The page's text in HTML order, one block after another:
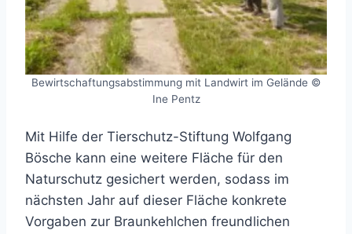
Bewirtschaftungsabstimmung mit Landwirt im Gelände ©
Ine Pentz
Mit Hilfe der Tierschutz-Stiftung Wolfgang
Bösche kann eine weitere Fläche für den
Naturschutz gesichert werden, sodass im
nächsten Jahr auf dieser Fläche konkrete
Vorgaben zur Braunkehlchen freundlichen